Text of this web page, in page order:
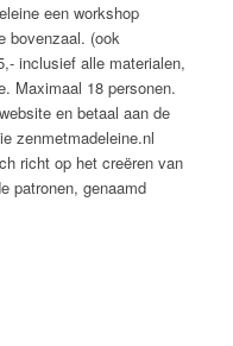
een workshop
bovenzaal. (ook
inclusief alle materialen,
Maximaal 18 personen.
en betaal aan de
zenmetmadeleine.nl
richt op het creëren van
patronen, genaamd